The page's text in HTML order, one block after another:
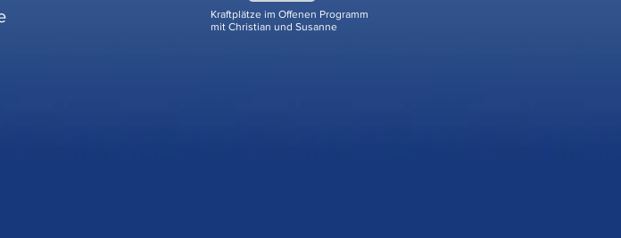
Kraftplätze im Offenen Programm
mit Christian und Susanne